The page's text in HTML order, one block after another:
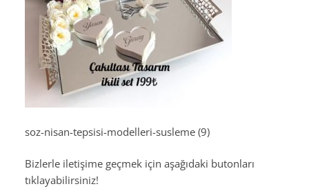
soz-nisan-tepsisi-modelleri-susleme (9)
Bizlerle iletişime geçmek için aşağıdaki butonları
tıklayabilirsiniz!